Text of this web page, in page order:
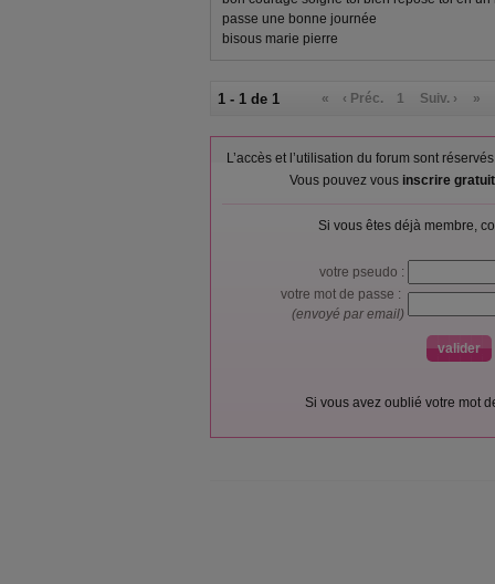
passe une bonne journée
bisous marie pierre
1 - 1 de 1 « ‹ Préc. 1 Suiv. › »
L’accès et l’utilisation du forum sont
Vous pouvez vous inscrire
Si vous êtes déjà membre,
votre pseudo :
votre mot de passe :
(envoyé par email)
Si vous avez oublié votre mot